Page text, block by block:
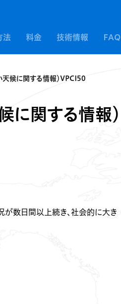
法 料金 技術情報 FAQ
候に関する情報）VPCI50
に関する情報）
が数日間以上続き、社会的に大き